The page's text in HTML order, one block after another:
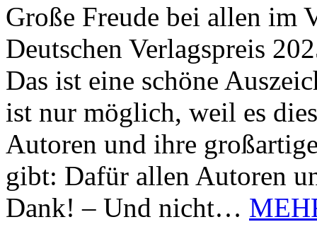
Große Freude bei allen im
Deutschen Verlagspreis
Das ist eine schöne
ist nur möglich, weil es
Autoren und ihre
gibt: Dafür allen Autoren
Dank! – Und nicht…